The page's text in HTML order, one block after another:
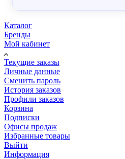
Каталог
Бренды
Мой кабинет
Текущие заказы
Личные данные
Сменить пароль
История заказов
Профили заказов
Корзина
Подписки
Офисы продаж
Избранные товары
Выйти
Информация